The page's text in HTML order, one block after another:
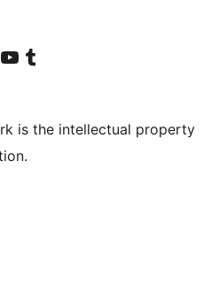
LinkedIn
nostru TikTok
Vizitează canalul nostru YouTube
Vizitează contul nostru Tumblr
is the intellectual property